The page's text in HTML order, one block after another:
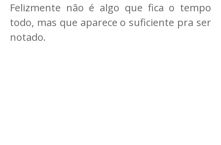
Felizmente não é algo que fica o tempo
todo, mas que aparece o suficiente pra ser
notado.